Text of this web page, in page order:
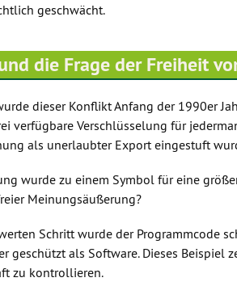
geschwächt.
die Frage der Freiheit
dieser Konflikt Anfang der 1990er
verfügbare Verschlüsselung für
als unerlaubter Export eingestuft
wurde zu einem Symbol für eine
Meinungsäußerung?
Schritt wurde der Programmcode
geschützt als Software. Dieses Beispiel
zu kontrollieren.